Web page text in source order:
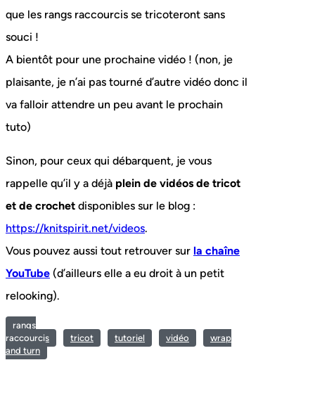
que les rangs raccourcis se tricoteront sans
souci !
A bientôt pour une prochaine vidéo ! (non, je
plaisante, je n’ai pas tourné d’autre vidéo donc il
va falloir attendre un peu avant le prochain
tuto)
Sinon, pour ceux qui débarquent, je vous
rappelle qu’il y a déjà plein de vidéos de tricot
et de crochet disponibles sur le blog :
https://knitspirit.net/videos.
Vous pouvez aussi tout retrouver sur la chaîne
YouTube (d’ailleurs elle a eu droit à un petit
relooking).
rangs
raccourcis
tricot tutoriel vidéo
wrap
and turn